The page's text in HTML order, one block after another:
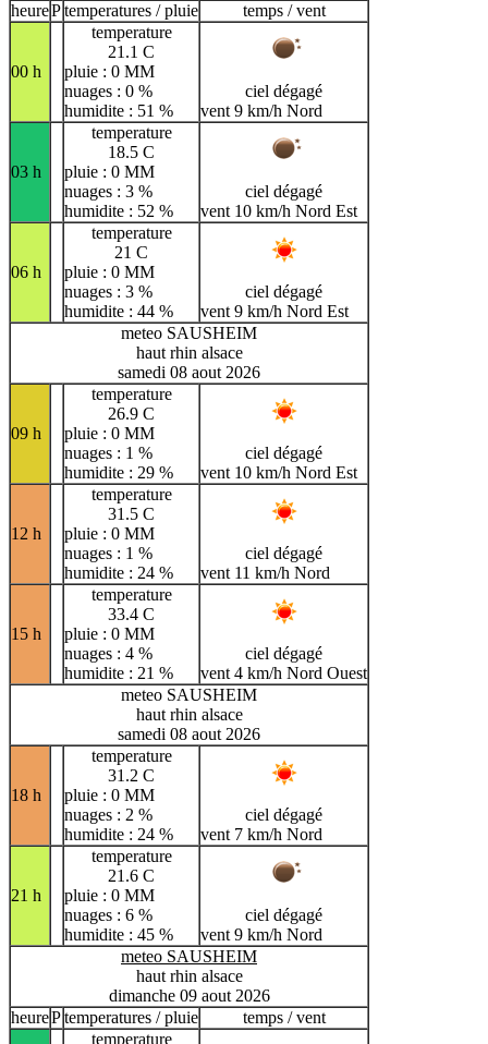
heurePtemperatures / pluie temps / vent
00 h
temperature
21.1 C
pluie : 0 MM
nuages : 0 %
humidite : 51 %
ciel dégagé
vent 9 km/h Nord
03 h
temperature
18.5 C
pluie : 0 MM
nuages : 3 %
humidite : 52 %
ciel dégagé
vent 10 km/h Nord Est
06 h
temperature
21 C
pluie : 0 MM
nuages : 3 %
humidite : 44 %
ciel dégagé
vent 9 km/h Nord Est
meteo SAUSHEIM
haut rhin alsace
samedi 08 aout 2026
09 h
temperature
26.9 C
pluie : 0 MM
nuages : 1 %
humidite : 29 %
ciel dégagé
vent 10 km/h Nord Est
12 h
temperature
31.5 C
pluie : 0 MM
nuages : 1 %
humidite : 24 %
ciel dégagé
vent 11 km/h Nord
15 h
temperature
33.4 C
pluie : 0 MM
nuages : 4 %
humidite : 21 %
ciel dégagé
vent 4 km/h Nord Ouest
meteo SAUSHEIM
haut rhin alsace
samedi 08 aout 2026
18 h
temperature
31.2 C
pluie : 0 MM
nuages : 2 %
humidite : 24 %
ciel dégagé
vent 7 km/h Nord
21 h
temperature
21.6 C
pluie : 0 MM
nuages : 6 %
humidite : 45 %
ciel dégagé
vent 9 km/h Nord
meteo SAUSHEIM
haut rhin alsace
dimanche 09 aout 2026
heurePtemperatures / pluie
temps / vent
temperature